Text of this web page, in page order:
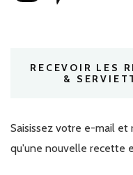
RECEVOIR LES
&
Saisissez votre e-mail
qu'une nouvelle recette